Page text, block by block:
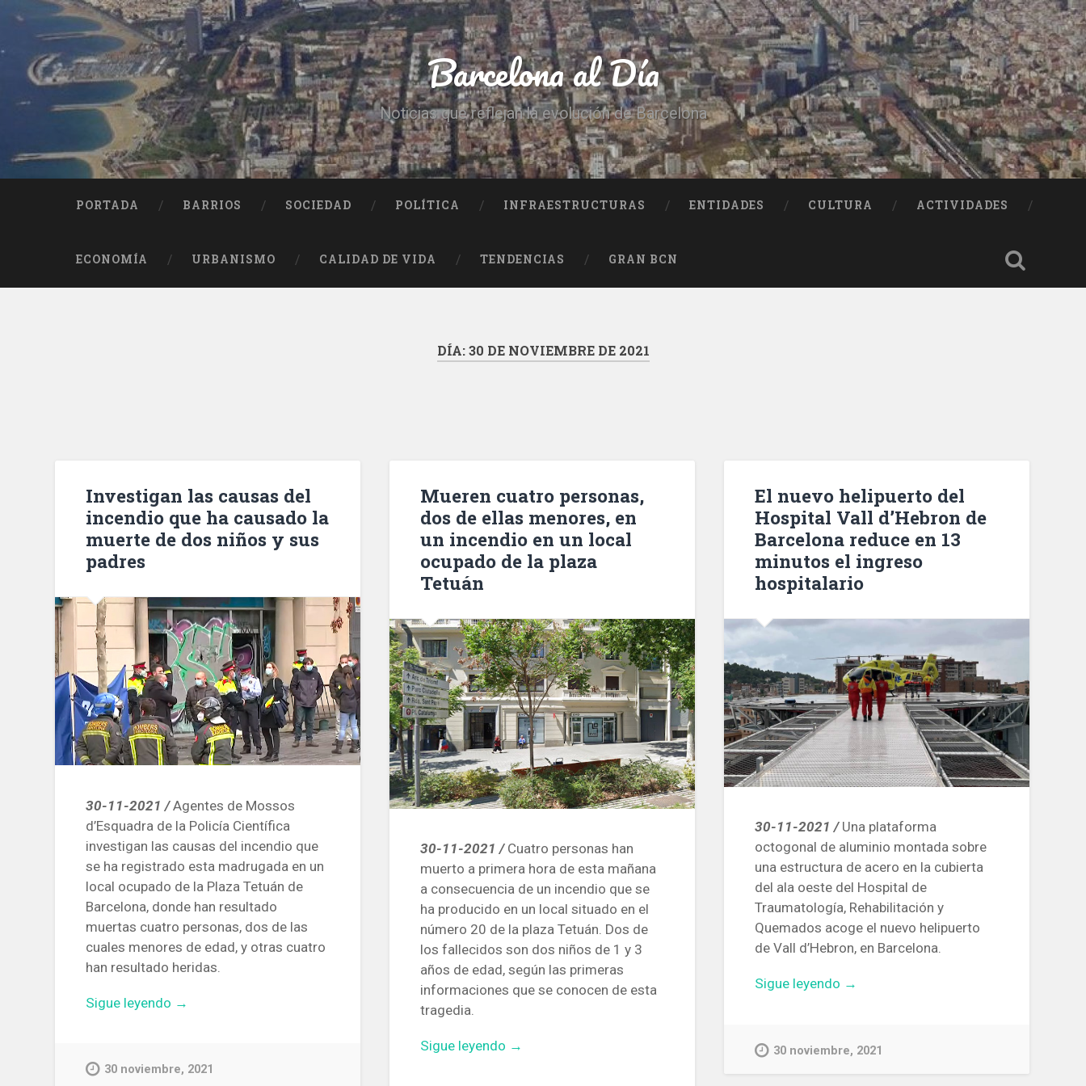
contenido
Buscar
Barcelona al Día
Noticias que reflejan la evolución de Barcelona
PORTADA BARRIOS SOCIEDAD POLÍTICA INFRAESTRUCTURAS ENTIDADES CULTURA ACTIVIDADES
ECONOMÍA URBANISMO CALIDAD DE VIDA TENDENCIAS GRAN BCN
DÍA:30 DE NOVIEMBRE DE 2021
Investigan las causas del
incendio que ha causado la
muerte de dos niños y sus
padres
30-11-2021 / Agentes de Mossos
d’Esquadra de la Policía Científica
investigan las causas del incendio que
se ha registrado esta madrugada en un
local ocupado de la Plaza Tetuán de
Barcelona, ​​donde han resultado
muertas cuatro personas, dos de las
cuales menores de edad, y otras cuatro
han resultado heridas.
Sigue leyendo «Investigan
del
→
30 noviembre, 2021
Mueren cuatro personas,
dos de ellas menores, en
un incendio en un local
ocupado de la plaza
Tetuán
30-11-2021 / Cuatro personas han
muerto a primera hora de esta mañana
a consecuencia de un incendio que se
ha producido en un local situado en el
número 20 de la plaza Tetuán. Dos de
los fallecidos son dos niños de 1 y 3
años de edad, según las primeras
informaciones que se conocen de esta
tragedia.
Sigue leyendo «Mueren
→
El nuevo helipuerto del
Hospital Vall d’Hebron de
Barcelona reduce en 13
minutos el ingreso
hospitalario
30-11-2021 / Una plataforma
octogonal de aluminio montada sobre
una estructura de acero en la cubierta
del ala oeste del Hospital de
Traumatología, Rehabilitación y
Quemados acoge el nuevo helipuerto
de Vall d’Hebron, en Barcelona.
Sigue leyendo «El
del
→
30 noviembre, 2021